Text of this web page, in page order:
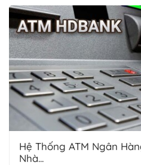
Hệ Thống ATM Ngân
Nhà...